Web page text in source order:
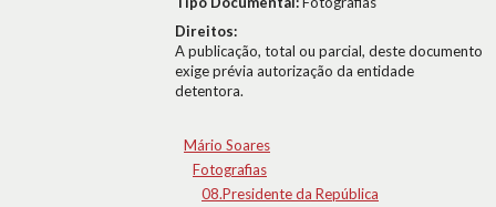
Direitos:
A publicação, total ou parcial, deste documento
exige prévia autorização da entidade
detentora.
Mário Soares
Fotografias
08.Presidente da República